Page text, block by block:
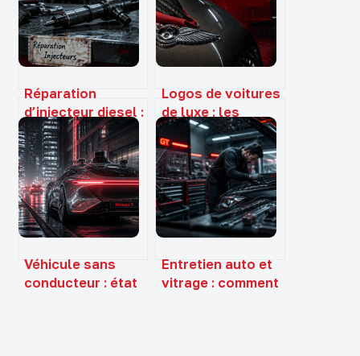
Réparation
d’injecteur diesel :
du diagnostic à 20
€ au
remplacement
complet à 1500 €
Logos de voitures
de luxe : les
secrets derrière
les emblèmes de
prestige
Véhicule sans
conducteur : état
Entretien auto et
vitrage : comment